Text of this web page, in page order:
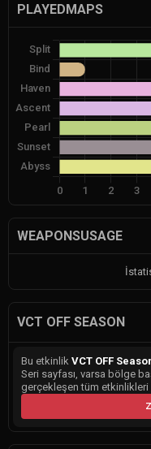
PLAYEDMAPS
WEAPONSUSAGE
VCT OFF SEASON
Bu etkinlik VCT OFF
Seri sayfası, varsa bölge
gerçekleşen tüm etkinlikleri